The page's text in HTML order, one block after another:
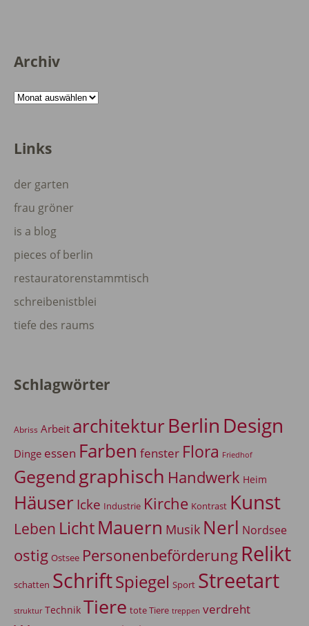
Archiv
Archiv
Links
der garten
frau gröner
is a blog
pieces of berlin
restauratorenstammtisch
schreibenistblei
tiefe des raums
Schlagwörter
Abriss Arbeit architekturBerlin Design
Dinge essen Farben fenster Flora Friedhof
Gegendgraphisch Handwerk Heim
Häuser Icke Industrie Kirche Kontrast Kunst
Leben LichtMauern Musik Nerl Nordsee
ostig Ostsee Personenbeförderung Relikt
schatten SchriftSpiegel Sport Streetart
struktur Technik Tiere tote Tiere treppen verdreht